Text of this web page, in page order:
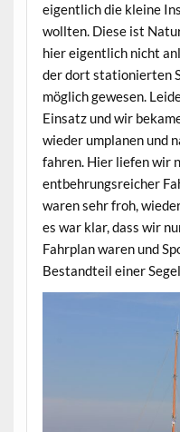
eigentlich die kleine
wollten. Diese ist
hier eigentlich nicht
der dort stationierten
möglich gewesen.
Einsatz und wir
wieder umplanen und
fahren. Hier liefen wir
entbehrungsreicher
waren sehr froh,
es war klar, dass wir
Fahrplan waren und
Bestandteil einer